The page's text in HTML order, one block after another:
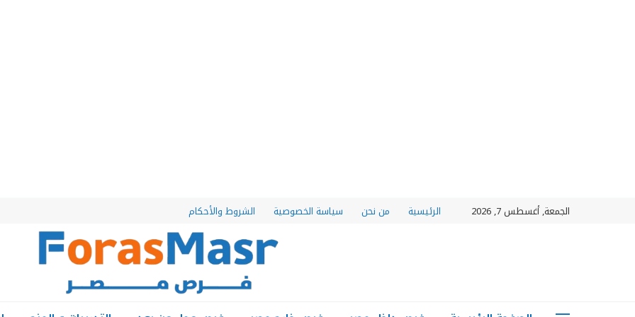
الجمعة, أغسطس 7, 2026 الرئيسية من نحن سياسة الخصوصية الشروط والأحكام